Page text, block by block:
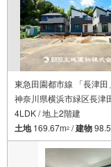
東急田園都市線 「長津
神奈川県横浜市緑区長津
4LDK / 地上2階建
土地169.67m2 /建物